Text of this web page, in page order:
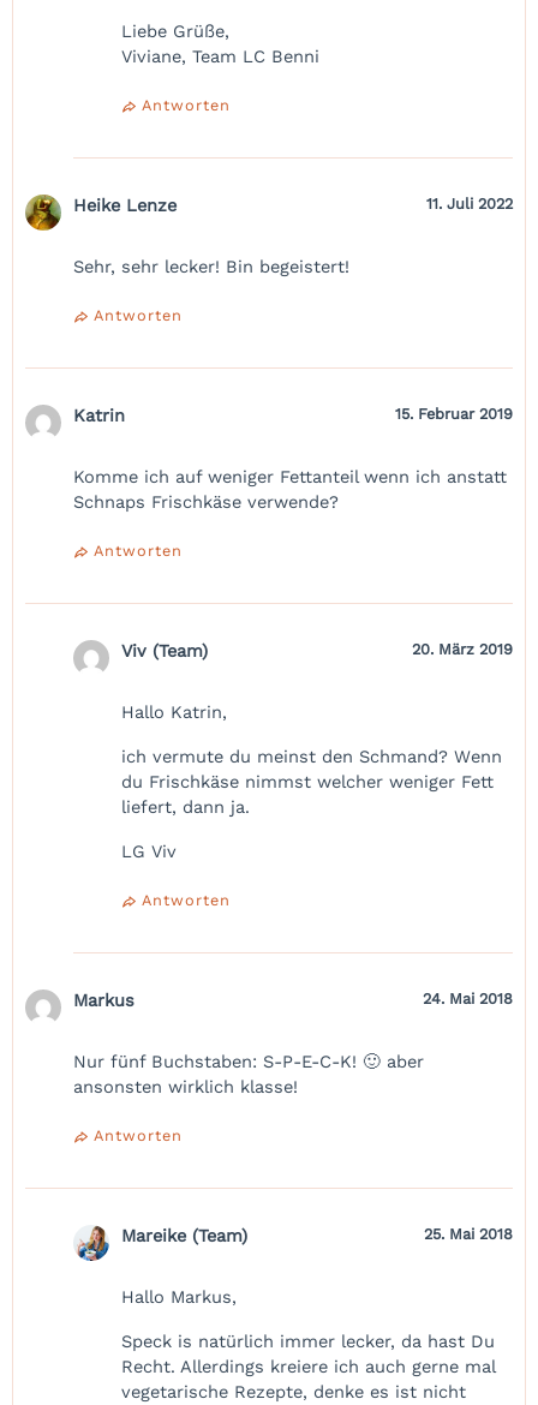
Liebe Grüße,
Viviane, Team LC Benni
Antworten
Heike Lenze 11. Juli 2022
Sehr, sehr lecker! Bin begeistert!
Antworten
Katrin 15. Februar 2019
Komme ich auf weniger Fettanteil wenn ich anstatt
Schnaps Frischkäse verwende?
Antworten
Viv (Team) 20. März 2019
Hallo Katrin,
ich vermute du meinst den Schmand? Wenn
du Frischkäse nimmst welcher weniger Fett
liefert, dann ja.
LG Viv
Antworten
Markus 24. Mai 2018
Nur fünf Buchstaben: S-P-E-C-K! 🙂 aber
ansonsten wirklich klasse!
Antworten
Mareike (Team) 25. Mai 2018
Hallo Markus,
Speck is natürlich immer lecker, da hast Du
Recht. Allerdings kreiere ich auch gerne mal
vegetarische Rezepte, denke es ist nicht